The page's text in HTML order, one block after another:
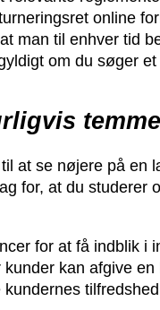
online
man til enhver tid
om du søger
at se nøjere på en
for, at du studerer
for at få indblik i
kan afgive